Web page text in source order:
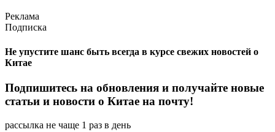
Реклама
Подписка
Не упустите шанс быть всегда в курсе свежих новостей о
Китае
Подпишитесь на обновления и получайте новые
статьи и новости о Китае на почту!
рассылка не чаще 1 раз в день